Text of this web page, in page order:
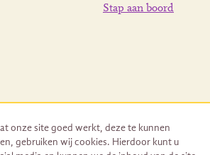
Stap aan boord
onze site goed werkt, deze te kunnen
gebruiken wij cookies. Hierdoor kunt u